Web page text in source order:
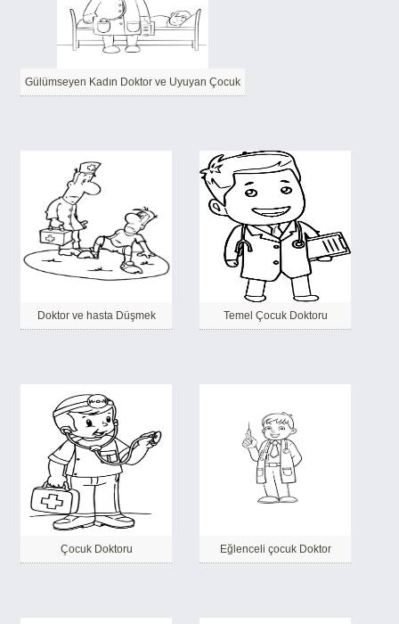
Gülümseyen Kadın Doktor ve Uyuyan Çocuk
Doktor ve hasta Düşmek Temel Çocuk Doktoru
Çocuk Doktoru Eğlenceli çocuk Doktor